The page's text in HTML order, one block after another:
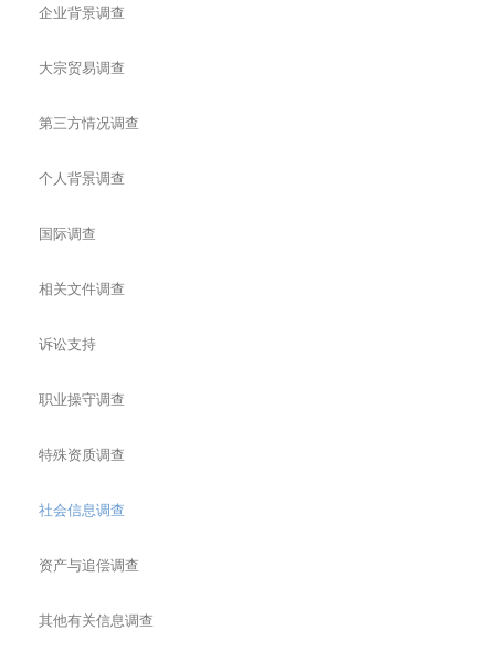
企业背景调查
大宗贸易调查
第三方情况调查
个人背景调查
国际调查
相关文件调查
诉讼支持
职业操守调查
特殊资质调查
社会信息调查
资产与追偿调查
其他有关信息调查